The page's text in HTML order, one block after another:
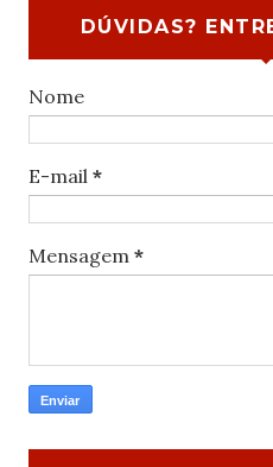
DÚVIDAS?
Nome
E-mail *
Mensagem *